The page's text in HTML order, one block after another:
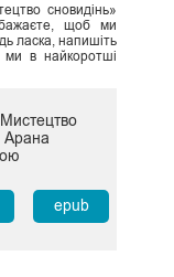
сновидінь»
щоб ми
ласка, напишіть
в найкоротші
Арана
epub